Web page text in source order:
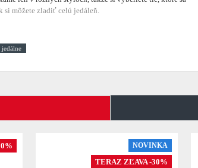
si môžete zladiť celú jedáleň.
jedálne
NOVINKA
TERAZ ZĽAVA -30%